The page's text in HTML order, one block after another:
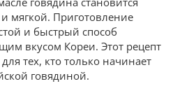
мягкой. Приготовление
и быстрый способ
вкусом Кореи. Этот рецепт
тех, кто только начинает
говядиной.